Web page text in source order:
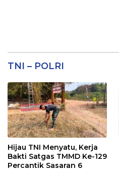
TNI – POLRI
Hijau TNI Menyatu, Kerja
Bakti Satgas TMMD Ke-129
Percantik Sasaran 6